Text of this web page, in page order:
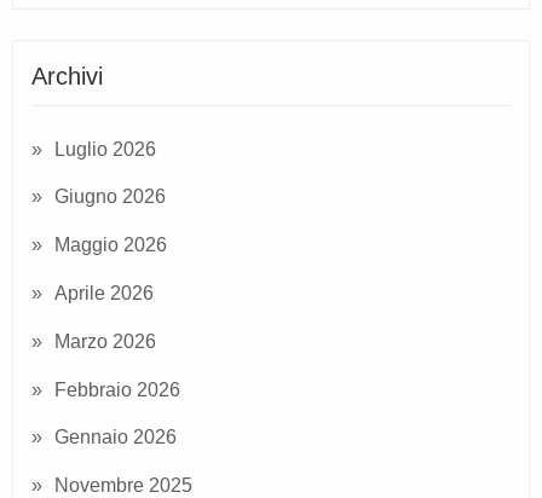
Archivi
Luglio 2026
Giugno 2026
Maggio 2026
Aprile 2026
Marzo 2026
Febbraio 2026
Gennaio 2026
Novembre 2025